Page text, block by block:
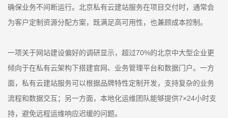
确保业务不间断运行。北京私有云建站服务在项目交付时，通常会
为客户定制资源分配方案，既满足高可用性，也兼顾成本控制。
一项关于网站建设偏好的调研显示，超过70%的北京中大型企业更
倾向于在私有云架构下搭建官网、业务管理平台和数据门户。一方
面，私有云建站服务可以根据品牌特性定制开发，支持复杂的业务
流程和数据交互；另一方面，本地化运维团队能够提供7×24小时支
持，避免远程运维响应迟缓的问题。